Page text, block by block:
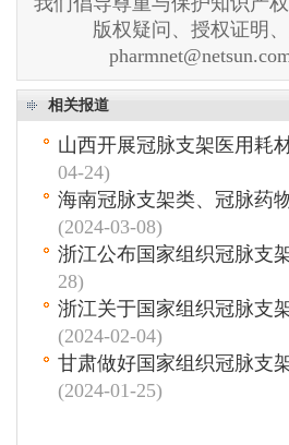
版权疑问、授权证明
相关报道
山西开展冠脉支架医用耗
04-24)
海南冠脉支架类、冠脉药
(2024-03-08)
浙江公布国家组织冠脉支
28)
浙江关于国家组织冠脉支
(2024-02-04)
甘肃做好国家组织冠脉支
(2024-01-25)